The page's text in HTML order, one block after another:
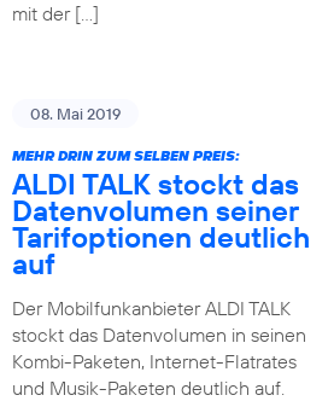
mit der […]
08. Mai 2019
MEHR DRIN ZUM SELBEN PREIS:
ALDI TALK stockt das
Datenvolumen seiner
Tarifoptionen deutlich
auf
Der Mobilfunkanbieter ALDI TALK
stockt das Datenvolumen in seinen
Kombi-Paketen, Internet-Flatrates
und Musik-Paketen deutlich auf.